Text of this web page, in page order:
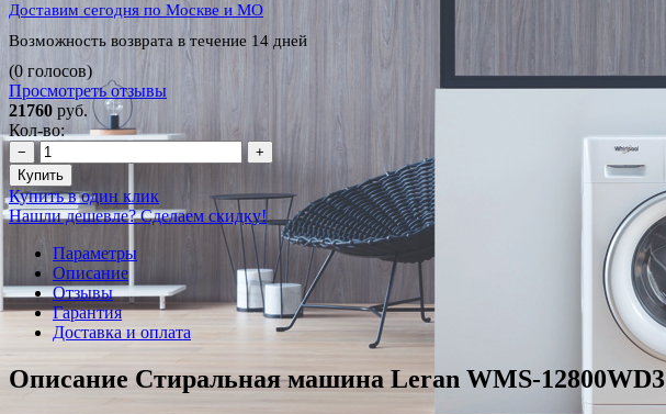
Доставим сегодня по Москве и МО
Возможность возврата в течение 14 дней
(0 голосов)
Просмотреть отзывы
21760 руб.
Кол-во:
−
+
Купить
Купить в один клик
Нашли дешевле? Сделаем скидку!
Параметры
Описание
Отзывы
Гарантия
Доставка и оплата
Описание Стиральная машина Leran WMS-12800WD3